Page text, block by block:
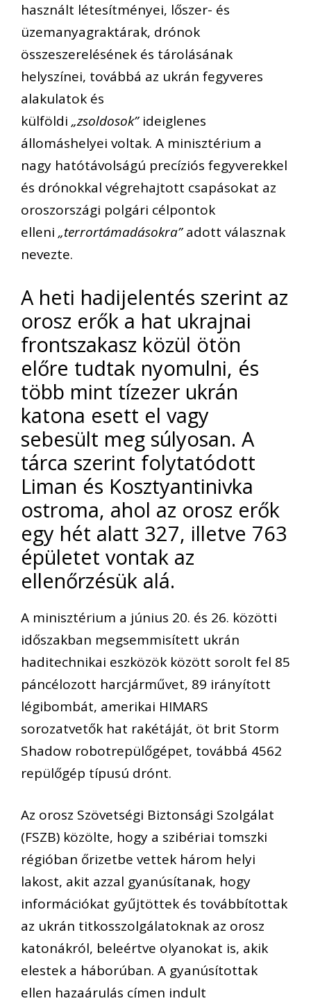
használt létesítményei, lőszer- és
üzemanyagraktárak, drónok
összeszerelésének és tárolásának
helyszínei, továbbá az ukrán fegyveres
alakulatok és
külföldi „zsoldosok” ideiglenes
állomáshelyei voltak. A minisztérium a
nagy hatótávolságú precíziós fegyverekkel
és drónokkal végrehajtott csapásokat az
oroszországi polgári célpontok
elleni „terrortámadásokra”adott válasznak
nevezte.
A heti hadijelentés szerint az
orosz erők a hat ukrajnai
frontszakasz közül ötön
előre tudtak nyomulni, és
több mint tízezer ukrán
katona esett el vagy
sebesült meg súlyosan. A
tárca szerint folytatódott
Liman és Kosztyantinivka
ostroma, ahol az orosz erők
egy hét alatt 327, illetve 763
épületet vontak az
ellenőrzésük alá.
A minisztérium a június 20. és 26. közötti
időszakban megsemmisített ukrán
haditechnikai eszközök között sorolt fel 85
páncélozott harcjárművet, 89 irányított
légibombát, amerikai HIMARS
sorozatvetők hat rakétáját, öt brit Storm
Shadow robotrepülőgépet, továbbá 4562
repülőgép típusú drónt.
Az orosz Szövetségi Biztonsági Szolgálat
(FSZB) közölte, hogy a szibériai tomszki
régióban őrizetbe vettek három helyi
lakost, akit azzal gyanúsítanak, hogy
információkat gyűjtöttek és továbbítottak
az ukrán titkosszolgálatoknak az orosz
katonákról, beleértve olyanokat is, akik
elestek a háborúban. A gyanúsítottak
ellen hazaárulás címen indult